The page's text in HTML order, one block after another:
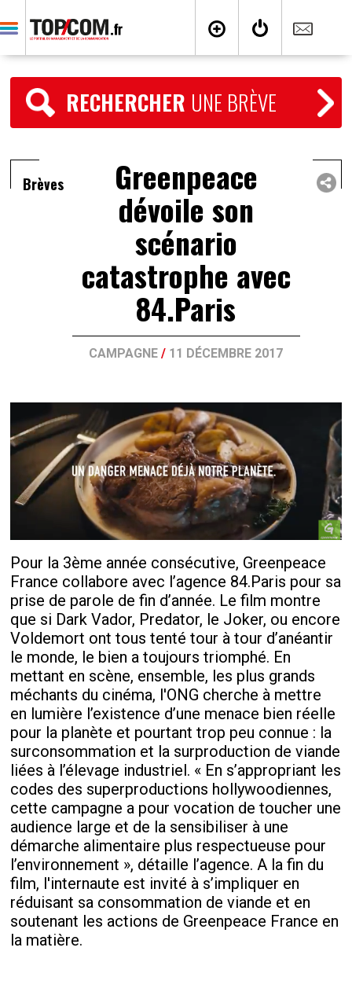
RECHERCHER UNE BRÈVE
Brèves Greenpeace
dévoile son
scénario
catastrophe avec
84.Paris
CAMPAGNE / 11 DÉCEMBRE 2017
Pour la 3ème année consécutive, Greenpeace
France collabore avec l’agence 84.Paris pour sa
prise de parole de fin d’année. Le film montre
que si Dark Vador, Predator, le Joker, ou encore
Voldemort ont tous tenté tour à tour d’anéantir
le monde, le bien a toujours triomphé. En
mettant en scène, ensemble, les plus grands
méchants du cinéma, l'ONG cherche à mettre
en lumière l’existence d’une menace bien réelle
pour la planète et pourtant trop peu connue : la
surconsommation et la surproduction de viande
liées à l’élevage industriel. « En s’appropriant les
codes des superproductions hollywoodiennes,
cette campagne a pour vocation de toucher une
audience large et de la sensibiliser à une
démarche alimentaire plus respectueuse pour
l’environnement », détaille l’agence. A la fin du
film, l'internaute est invité à s’impliquer en
réduisant sa consommation de viande et en
soutenant les actions de Greenpeace France en
la matière.